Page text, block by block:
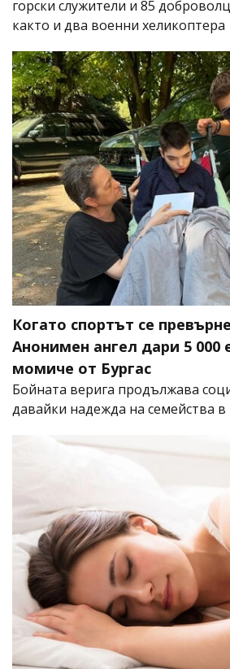
горски служители и 85
както и два военни хеликоптера
Когато спортът се
Анонимен ангел дари 5 000
момиче от Бургас
Бойната верига продължава
давайки надежда на семейства в